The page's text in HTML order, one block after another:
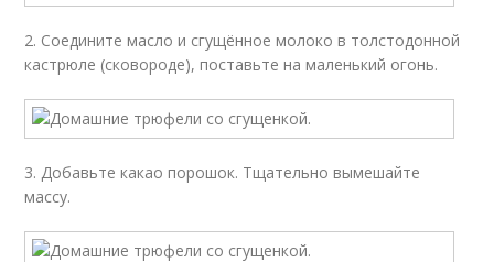
2. Соедините масло и сгущённое молоко в толстодонной
кастрюле (сковороде), поставьте на маленький огонь.
3. Добавьте какао порошок. Тщательно вымешайте
массу.